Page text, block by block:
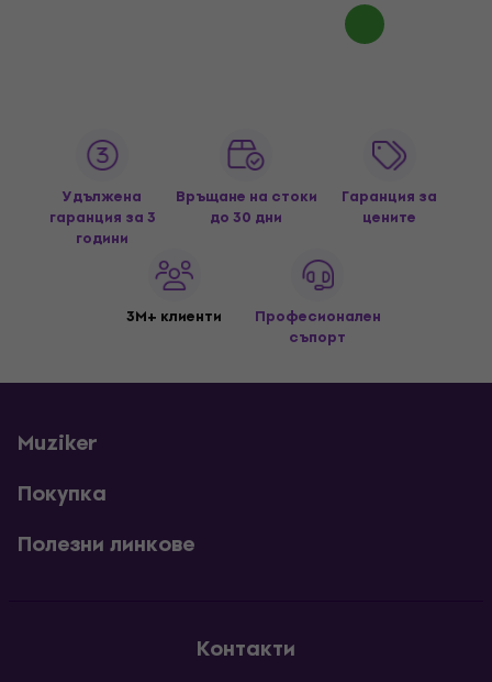
Удължена
гаранция за 3
години
Връщане на стоки
до 30 дни
Гаранция за
цените
3M+ клиенти
Професионален
съпорт
Muziker
Покупка
Полезни линкове
Контакти